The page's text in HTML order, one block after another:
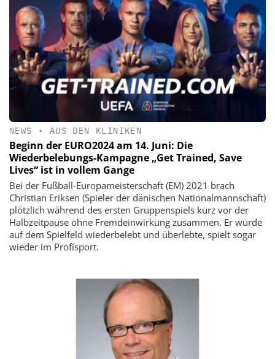
NEWS • AUS DEN KLINIKEN
Beginn der EURO2024 am 14. Juni: Die
Wiederbelebungs-Kampagne „Get Trained, Save
Lives“ ist in vollem Gange
Bei der Fußball-Europameisterschaft (EM) 2021 brach
Christian Eriksen (Spieler der dänischen Nationalmannschaft)
plötzlich während des ersten Gruppenspiels kurz vor der
Halbzeitpause ohne Fremdeinwirkung zusammen. Er wurde
auf dem Spielfeld wiederbelebt und überlebte, spielt sogar
wieder im Profisport.